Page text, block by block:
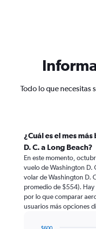
Todo lo que necesitas
¿Cuál es el mes
D. C. a Long Beach?
En este momento,
vuelo de Washington D.
volar de Washington D.
promedio de $554).
por lo que comparar
usuarios más opciones